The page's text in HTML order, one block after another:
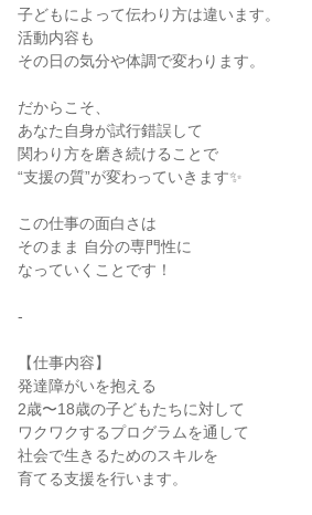
子どもによって伝わり方は違います。
活動内容も
その日の気分や体調で変わります。
だからこそ、
あなた自身が試行錯誤して
関わり方を磨き続けることで
“支援の質”が変わっていきます✨
この仕事の面白さは
そのまま 自分の専門性に
なっていくことです！
-
【仕事内容】
発達障がいを抱える
2歳〜18歳の子どもたちに対して
ワクワクするプログラムを通して
社会で生きるためのスキルを
育てる支援を行います。